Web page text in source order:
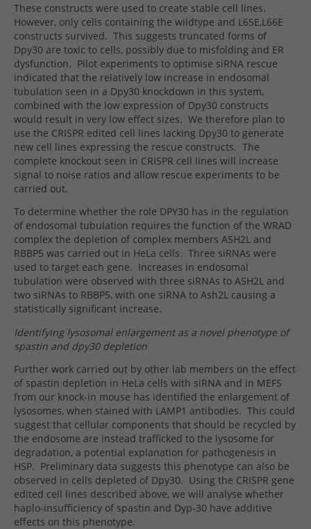
These constructs were used to create stable cell lines.
However, only cells containing the wildtype and L65E,L66E
constructs survived. This suggests truncated forms of
Dpy30 are toxic to cells, possibly due to misfolding and ER
dysfunction. Pilot experiments to optimise siRNA rescue
indicated that the relatively low increase in endosomal
tubulation seen in a Dpy30 knockdown in this system,
combined with the low expression of Dpy30 constructs
would result in very low effect sizes. We therefore plan to
use the CRISPR edited cell lines lacking Dpy30 to generate
new cell lines expressing the rescue constructs. The
complete knockout seen in CRISPR cell lines will increase
signal to noise ratios and allow rescue experiments to be
carried out.
To determine whether the role DPY30 has in the regulation
of endosomal tubulation requires the function of the WRAD
complex the depletion of complex members ASH2L and
RBBP5 was carried out in HeLa cells. Three siRNAs were
used to target each gene. Increases in endosomal
tubulation were observed with three siRNAs to ASH2L and
two siRNAs to RBBP5, with one siRNA to Ash2L causing a
statistically significant increase.
Identifying lysosomal enlargement as a novel phenotype of
spastin and dpy30 depletion
Further work carried out by other lab members on the effect
of spastin depletion in HeLa cells with siRNA and in MEFS
from our knock-in mouse has identified the enlargement of
lysosomes, when stained with LAMP1 antibodies. This could
suggest that cellular components that should be recycled by
the endosome are instead trafficked to the lysosome for
degradation, a potential explanation for pathogenesis in
HSP. Preliminary data suggests this phenotype can also be
observed in cells depleted of Dpy30. Using the CRISPR gene
edited cell lines described above, we will analyse whether
haplo-insufficiency of spastin and Dyp-30 have additive
effects on this phenotype.